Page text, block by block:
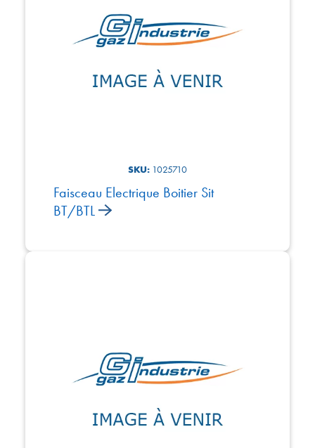
SKU: 1025710
Faisceau Electrique Boitier Sit
BT/BTL